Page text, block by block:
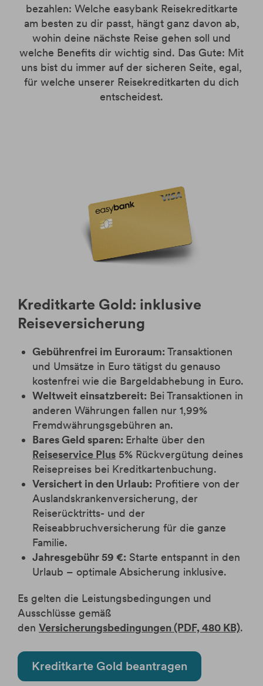
bezahlen: Welche easybank Reisekreditkarte
am besten zu dir passt, hängt ganz davon ab,
wohin deine nächste Reise gehen soll und
welche Benefits dir wichtig sind. Das Gute: Mit
uns bist du immer auf der sicheren Seite, egal,
für welche unserer Reisekreditkarten du dich
entscheidest.
Kreditkarte Gold: inklusive
Reiseversicherung
Gebührenfrei im Euroraum:Transaktionen
und Umsätze in Euro tätigst du genauso
kostenfrei wie die Bargeldabhebung in Euro.
Weltweit einsatzbereit: Bei Transaktionen in
anderen Währungen fallen nur 1,99%
Fremdwährungsgebühren an.
Bares Geld sparen: Erhalte über den
Reiseservice Plus 5% Rückvergütung deines
Reisepreises bei Kreditkartenbuchung.
Versichert in den Urlaub: Profitiere von der
Auslandskrankenversicherung, der
Reiserücktritts- und der
Reiseabbruchversicherung für die ganze
Familie.
Jahresgebühr 59 €: Starte entspannt in den
Urlaub – optimale Absicherung inklusive.
Es gelten die Leistungsbedingungen und
Ausschlüsse gemäß
den Versicherungsbedingungen (PDF, 480 KB).
Kreditkarte Gold beantragen